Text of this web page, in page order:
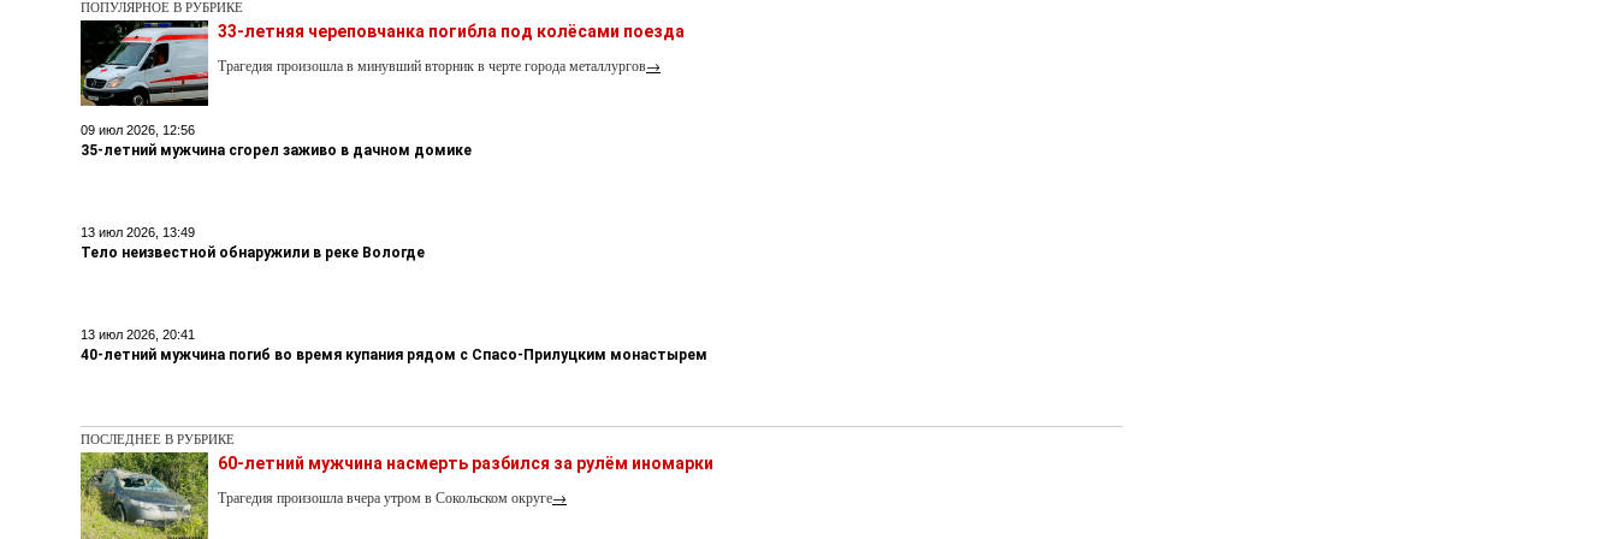
ПОПУЛЯРНОЕ В РУБРИКЕ
33-летняя череповчанка погибла под колёсами поезда
Трагедия произошла в минувший вторник в черте города металлургов→
09 июл 2026, 12:56
35-летний мужчина сгорел заживо в дачном домике
13 июл 2026, 13:49
Тело неизвестной обнаружили в реке Вологде
13 июл 2026, 20:41
40-летний мужчина погиб во время купания рядом с Спасо-Прилуцким монастырем
ПОСЛЕДНЕЕ В РУБРИКЕ
60-летний мужчина насмерть разбился за рулём иномарки
Трагедия произошла вчера утром в Сокольском округе→